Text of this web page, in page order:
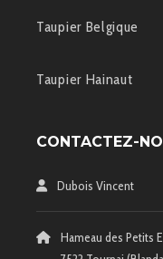
Taupier Belgique
Taupier Hainaut
CONTACTEZ-
Dubois Vincent
Hameau des Petits